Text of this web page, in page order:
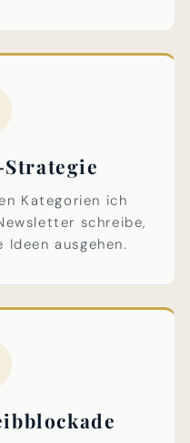
Kategorien ich
schreibe,
ausgehen.